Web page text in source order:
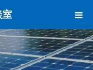
室